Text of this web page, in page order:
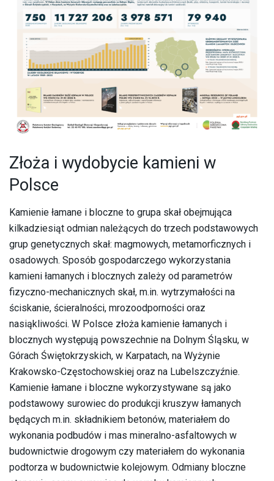
Złoża i wydobycie kamieni w
Polsce
Kamienie łamane i bloczne to grupa skał obejmująca
kilkadziesiąt odmian należących do trzech podstawowych
grup genetycznych skał: magmowych, metamorficznych i
osadowych. Sposób gospodarczego wykorzystania
kamieni łamanych i blocznych zależy od parametrów
fizyczno-mechanicznych skał, m.in. wytrzymałości na
ściskanie, ścieralności, mrozoodporności oraz
nasiąkliwości. W Polsce złoża kamienie łamanych i
blocznych występują powszechnie na Dolnym Śląsku, w
Górach Świętokrzyskich, w Karpatach, na Wyżynie
Krakowsko-Częstochowskiej oraz na Lubelszczyźnie.
Kamienie łamane i bloczne wykorzystywane są jako
podstawowy surowiec do produkcji kruszyw łamanych
będących m.in. składnikiem betonów, materiałem do
wykonania podbudów i mas mineralno-asfaltowych w
budownictwie drogowym czy materiałem do wykonania
podtorza w budownictwie kolejowym. Odmiany bloczne